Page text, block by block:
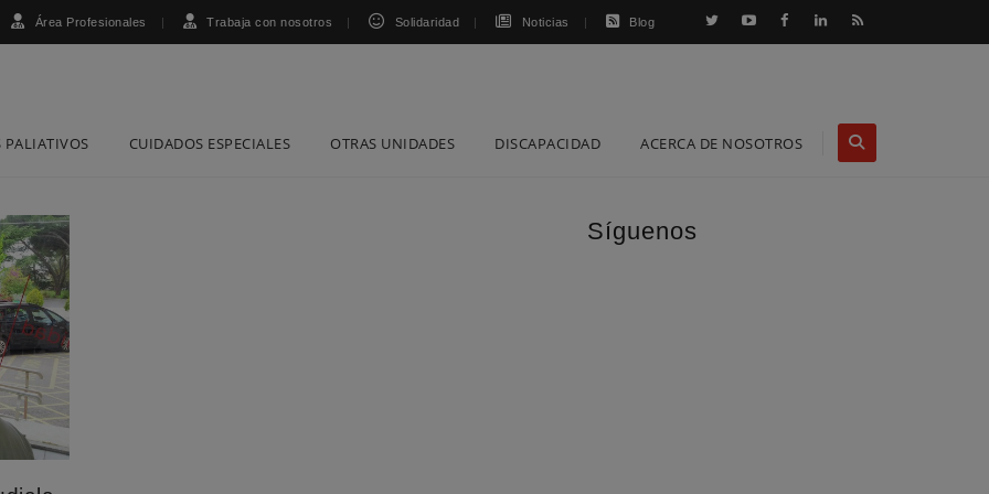
Área Profesionales Trabaja con nosotros Solidaridad Noticias Blog
PALIATIVOS CUIDADOS ESPECIALES OTRAS UNIDADES DISCAPACIDAD ACERCA DE NOSOTROS
Síguenos